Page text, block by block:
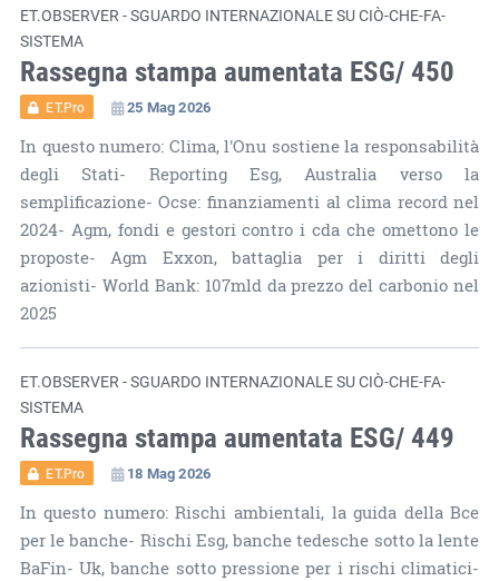
ET.OBSERVER - SGUARDO INTERNAZIONALE SU CIÒ-CHE-FA-
SISTEMA
Rassegna stampa aumentata ESG/ 450
ET.Pro 25 Mag 2026
In questo numero: Clima, l'Onu sostiene la responsabilità
degli Stati- Reporting Esg, Australia verso la
semplificazione- Ocse: finanziamenti al clima record nel
2024- Agm, fondi e gestori contro i cda che omettono le
proposte- Agm Exxon, battaglia per i diritti degli
azionisti- World Bank: 107mld da prezzo del carbonio nel
2025
ET.OBSERVER - SGUARDO INTERNAZIONALE SU CIÒ-CHE-FA-
SISTEMA
Rassegna stampa aumentata ESG/ 449
ET.Pro 18 Mag 2026
In questo numero: Rischi ambientali, la guida della Bce
per le banche- Rischi Esg, banche tedesche sotto la lente
BaFin- Uk, banche sotto pressione per i rischi climatici-